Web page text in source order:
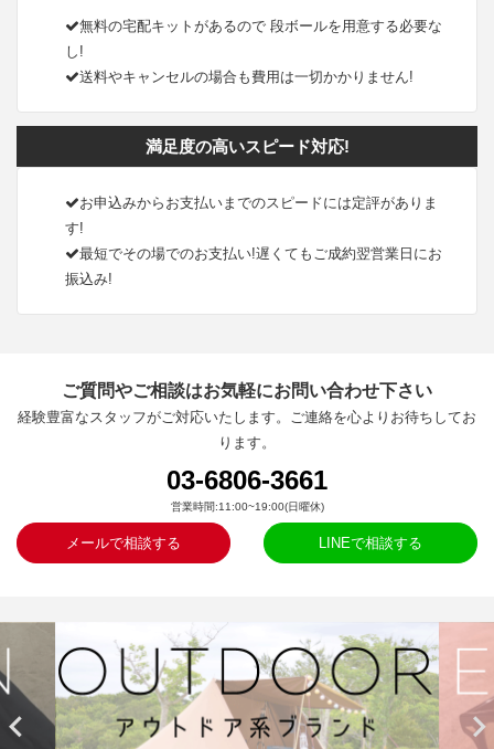
無料の宅配キットがあるので 段ボールを用意する必要な
し!
送料やキャンセルの場合も費用は一切かかりません!
満足度の高いスピード対応!
お申込みからお支払いまでのスピードには定評がありま
す!
最短でその場でのお支払い!遅くてもご成約翌営業日にお
振込み!
ご質問やご相談はお気軽にお問い合わせ下さい
経験豊富なスタッフがご対応いたします。ご連絡を心よりお待ちしてお
ります。
03-6806-3661
営業時間:11:00~19:00(日曜休)
メールで相談する LINEで相談する
 